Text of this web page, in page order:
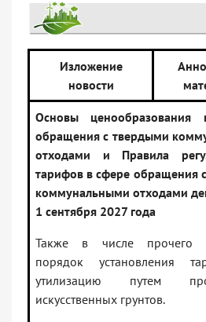
Изложение
новости
Основы ценообразования
обращения с твердыми
отходами и Правила
тарифов в сфере обращения
коммунальными отходами
1 сентября 2027 года
Также в числе прочего
порядок установления
утилизацию путем
искусственных грунтов.